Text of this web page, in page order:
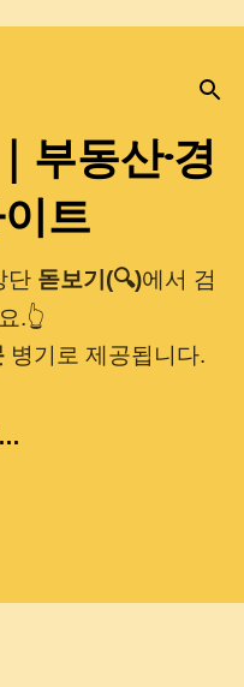
너뛰기
동산·경
트
단 돋보기(🔍)에서 검
.👆
병기로 제공됩니다.
…